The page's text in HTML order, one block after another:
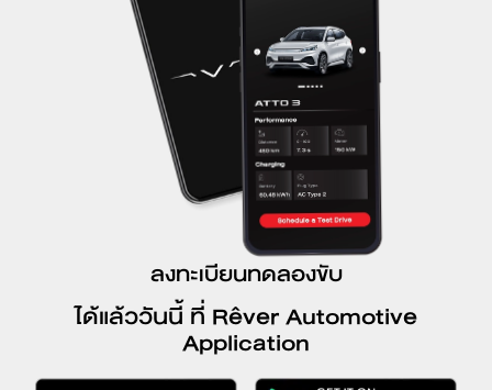
ลงทะเบียนทดลองขับ
ได้แล้ววันนี้ ที่ Rêver Automotive
Application